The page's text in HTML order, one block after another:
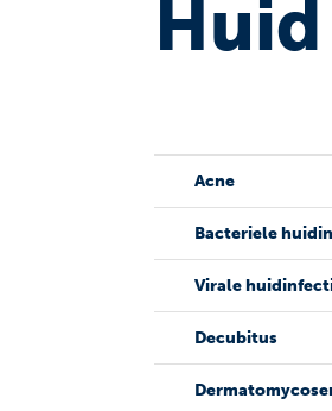
Acne
Bacteriele
Virale
Decubitus